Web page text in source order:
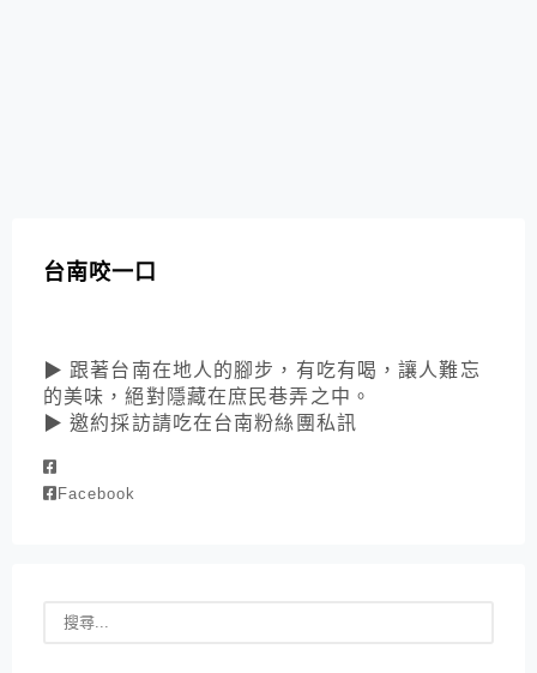
台南咬一口
▶ 跟著台南在地人的腳步，有吃有喝，讓人難忘
的美味，絕對隱藏在庶民巷弄之中。
▶ 邀約採訪請吃在台南粉絲團私訊
Facebook